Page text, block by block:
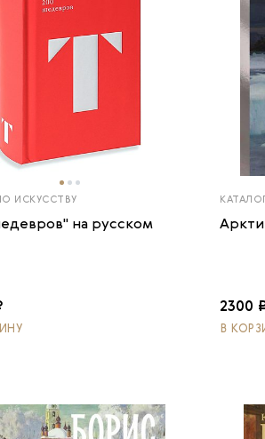
ИСКУССТВУ
на русском
2300
В